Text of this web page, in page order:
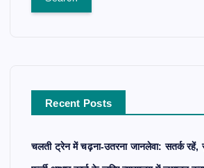
r
Recent Posts
चलती ट्रेन में चढ़ना-उतरना जानलेवा: सतर्क रहें,